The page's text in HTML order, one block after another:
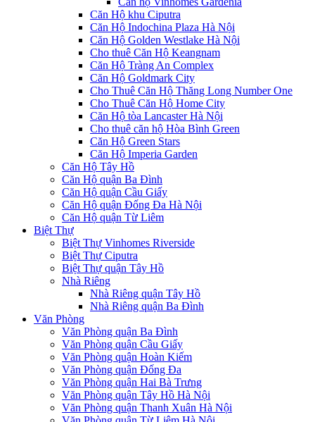
Căn Hộ khu Ciputra
Căn Hộ Indochina Plaza Hà Nội
Căn Hộ Golden Westlake Hà Nội
Cho thuê Căn Hộ Keangnam
Căn Hộ Tràng An Complex
Căn Hộ Goldmark City
Cho Thuê Căn Hộ Thăng Long Number One
Cho Thuê Căn Hộ Home City
Căn Hộ tòa Lancaster Hà Nội
Cho thuê căn hộ Hòa Bình Green
Căn Hộ Green Stars
Căn Hộ Imperia Garden
Căn Hộ Tây Hồ
Căn Hộ quận Ba Đình
Căn Hộ quận Cầu Giấy
Căn Hộ quận Đống Đa Hà Nội
Căn Hộ quận Từ Liêm
Biệt Thự
Biệt Thự Vinhomes Riverside
Biệt Thự Ciputra
Biệt Thự quận Tây Hồ
Nhà Riêng
Nhà Riêng quận Tây Hồ
Nhà Riêng quận Ba Đình
Văn Phòng
Văn Phòng quận Ba Đình
Văn Phòng quận Cầu Giấy
Văn Phòng quận Hoàn Kiếm
Văn Phòng quận Đống Đa
Văn Phòng quận Hai Bà Trưng
Văn Phòng quận Tây Hồ Hà Nội
Văn Phòng quận Thanh Xuân Hà Nội